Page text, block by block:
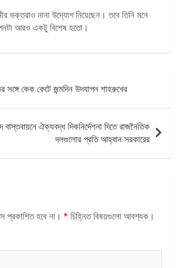
ভক্তরাও নানা উদ্যোগ নিয়েছেন। তবে তিনি মনে
আরও একটু বিশেষ হতো।
কেক কেটে জন্মদিন উদযাপন শাহরুখের
ঐক্যবদ্ধ দিকনির্দেশনা দিতে রাজনৈতিক
দলগুলোর প্রতি আহ্বান সরকারের
প্রকাশিত হবে না। * চিহ্নিত বিষয়গুলো আবশ্যক।